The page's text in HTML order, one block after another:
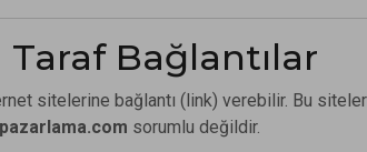
Taraf Bağlantılar
sitelerine bağlantı (link) verebilir. Bu
sorumlu değildir.